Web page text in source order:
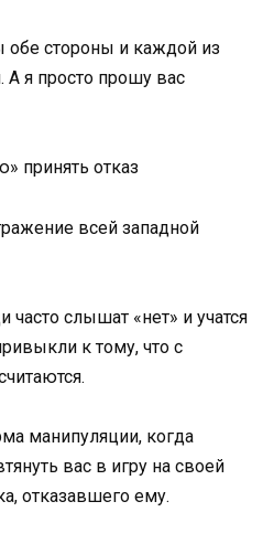
обе стороны и каждой из
А я просто прошу вас
принять отказ
всей западной
часто слышат «нет» и учатся
к тому, что с
манипуляции, когда
вас в игру на своей
отказавшего ему.